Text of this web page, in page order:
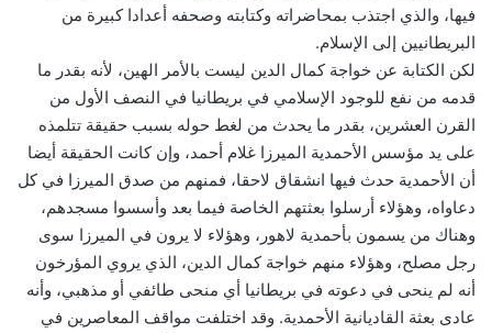
فيها، والذي اجتذب بمحاضراته وكتابته وصحفه أعدادا كبيرة من
البريطانيين إلى الإسلام.
لكن الكتابة عن خواجة كمال الدين ليست بالأمر الهين، لأنه بقدر ما
قدمه من نفع للوجود الإسلامي في بريطانيا في النصف الأول من
القرن العشرين، بقدر ما يحدث من لغط حوله بسبب حقيقة تتلمذه
على يد مؤسس الأحمدية الميرزا غلام أحمد، وإن كانت الحقيقة أيضا
أن الأحمدية حدث فيها انشقاق لاحقا، فمنهم من صدق الميرزا في كل
دعاواه، وهؤلاء أرسلوا بعثتهم الخاصة فيما بعد وأسسوا مسجدهم،
وهناك من يسمون بأحمدية لاهور، وهؤلاء لا يرون في الميرزا سوى
رجل مصلح، وهؤلاء منهم خواجة كمال الدين، الذي يروي المؤرخون
أنه لم ينحى في دعوته في بريطانيا أي منحى طائفي أو مذهبي، وأنه
عادى بعثة القاديانية الأحمدية. وقد اختلفت مواقف المعاصرين في